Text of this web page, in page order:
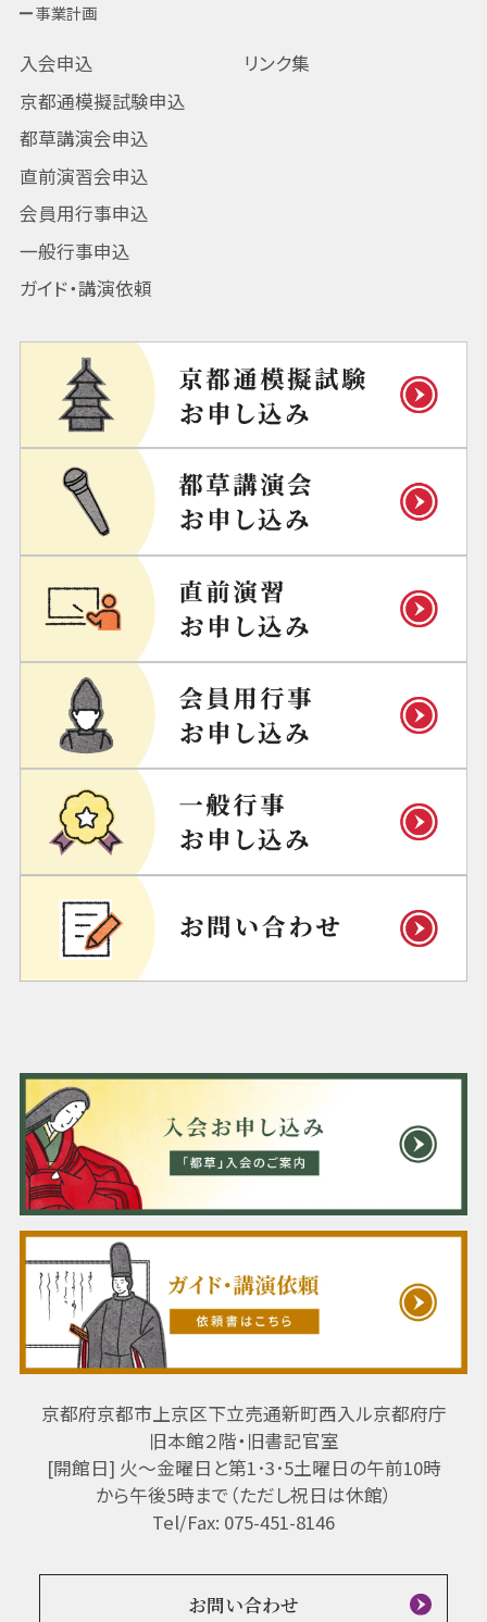
事業計画
入会申込
京都通模擬試験申込
都草講演会申込
直前演習会申込
会員用行事申込
一般行事申込
ガイド・講演依頼
リンク集
京都府京都市上京区下立売通新町西入ル京都府庁
旧本館２階・旧書記官室
[開館日] 火～金曜日と第1･3･5土曜日の午前10時
から午後5時まで（ただし祝日は休館）
Tel/Fax: 075-451-8146
お問い合わせ